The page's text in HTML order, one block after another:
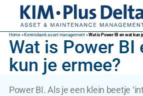
Home» Kennisbank asset management»Wat is Power BI en wat kun
Wat is Power BI
kun je ermee?
Power BI. Als je een klein beetje